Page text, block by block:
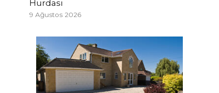
Hurdası
9 Ağustos 2026